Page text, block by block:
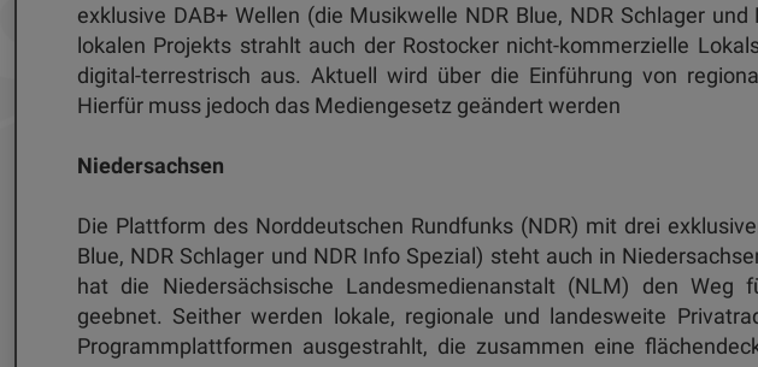
exklusive DAB+ Wellen (die Musikwelle NDR Blue, NDR Schlager
lokalen Projekts strahlt auch der Rostocker nicht-kommerzielle
digital-terrestrisch aus. Aktuell wird über die Einführung von
Hierfür muss jedoch das Mediengesetz geändert werden
Niedersachsen
Die Plattform des Norddeutschen Rundfunks (NDR) mit drei
Blue, NDR Schlager und NDR Info Spezial) steht auch in
hat die Niedersächsische Landesmedienanstalt (NLM) den Weg
geebnet. Seither werden lokale, regionale und landesweite
Programmplattformen ausgestrahlt, die zusammen eine